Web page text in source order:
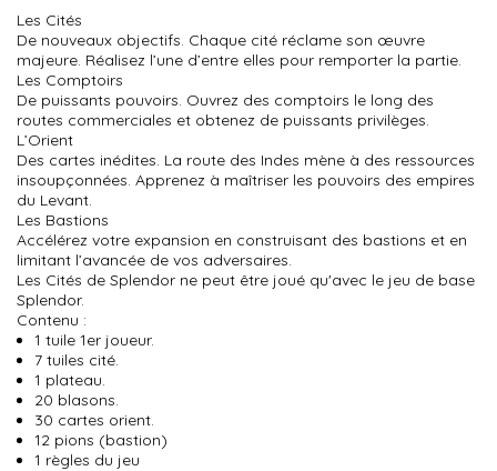
Les Cités
De nouveaux objectifs. Chaque cité réclame son œuvre
majeure. Réalisez l’une d’entre elles pour remporter la partie.
Les Comptoirs
De puissants pouvoirs. Ouvrez des comptoirs le long des
routes commerciales et obtenez de puissants privilèges.
L’Orient
Des cartes inédites. La route des Indes mène à des ressources
insoupçonnées. Apprenez à maîtriser les pouvoirs des empires
du Levant.
Les Bastions
Accélérez votre expansion en construisant des bastions et en
limitant l’avancée de vos adversaires.
Les Cités de Splendor ne peut être joué qu'avec le jeu de base
Splendor.
Contenu :
1 tuile 1er joueur.
7 tuiles cité.
1 plateau.
20 blasons.
30 cartes orient.
12 pions (bastion)
1 règles du jeu